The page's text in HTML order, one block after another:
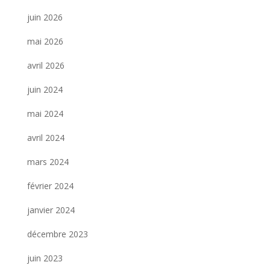
juin 2026
mai 2026
avril 2026
juin 2024
mai 2024
avril 2024
mars 2024
février 2024
janvier 2024
décembre 2023
juin 2023